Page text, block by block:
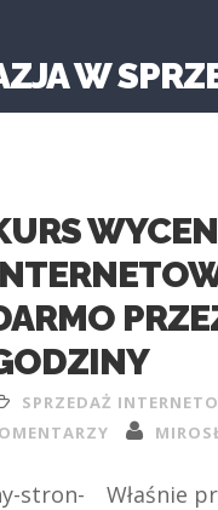
W
SPRZEDAŻ
Właśnie